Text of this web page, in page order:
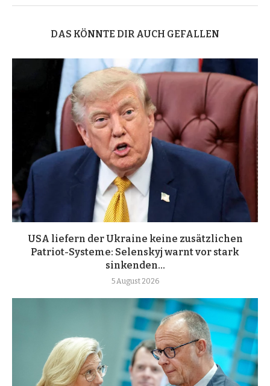
DAS KÖNNTE DIR AUCH GEFALLEN
USA liefern der Ukraine keine zusätzlichen
Patriot-Systeme: Selenskyj warnt vor stark
sinkenden...
5 August 2026